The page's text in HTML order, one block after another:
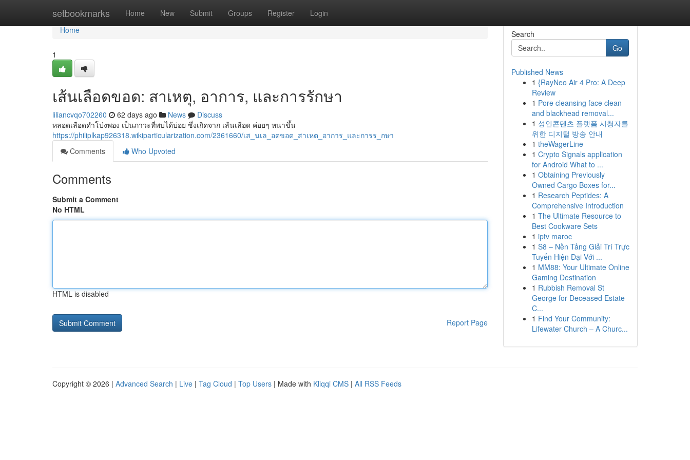
setbookmarks Home New Submit Groups Register Login
Home
Home
1
เส้นเลือดขอด: สาเหตุ, อาการ, และการรักษา
liliancvqo702260 62 days ago News
Discuss
หลอดเลือดดำโป่งพอง เป็นภาวะที่พบได้บ่อย ซึ่งเกิดจาก เส้นเลือด ค่อยๆ หนาขึ้น
https://philiplkap926318.wikiparticularization.com/2361660/เส_นเล_อดขอด_สาเหต_อาการ_และการร_กษา
Comments
Who Upvoted
Comments
Submit a Comment
No HTML
HTML is disabled
Report Page
Search
Go
Published News
1 {RayNeo Air 4 Pro: A Deep
Review
1 Pore cleansing face clean
and blackhead removal...
1 성인콘텐츠 플랫폼 시청자를
위한 디지털 방송 안내
1 theWagerLine
1 Crypto Signals application
for Android What to ...
1 Obtaining Previously
Owned Cargo Boxes for...
1 Research Peptides: A
Comprehensive Introduction
1 The Ultimate Resource to
Best Cookware Sets
1 iptv maroc
1 S8 – Nền Tảng Giải Trí Trực
Tuyến Hiện Đại Với ...
1 MM88: Your Ultimate Online
Gaming Destination
1 Rubbish Removal St
George for Deceased Estate
C...
1 Find Your Community:
Lifewater Church – A Churc...
Copyright © 2026 | Advanced Search | Live | Tag Cloud | Top Users | Made with Kliqqi CMS | All RSS Feeds